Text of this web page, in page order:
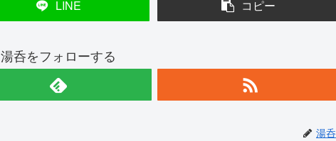
LINE コピー
湯呑をフォローする
湯呑